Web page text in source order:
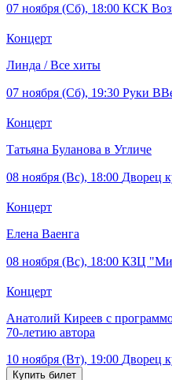
07 ноября (Сб), 18:00 КСК
Концерт
Линда / Все хиты
07 ноября (Сб), 19:30 Руки
Концерт
Татьяна Буланова в Угличе
08 ноября (Вс), 18:00 Дворец
Концерт
Елена Ваенга
08 ноября (Вс), 18:00 КЗЦ
Концерт
Анатолий Киреев с
70-летию автора
10 ноября (Вт), 19:00 Дворец